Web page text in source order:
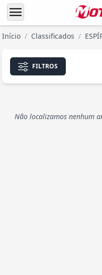
menu
Início / Classificados /
FILTROS
Não localizamos nenhum